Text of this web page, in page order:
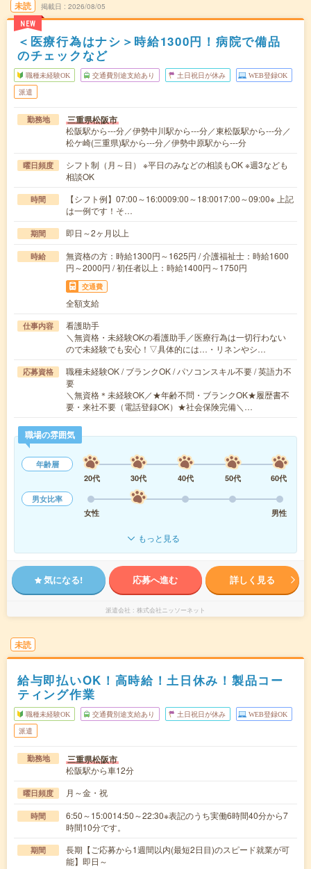
未読
NEW
掲載日 2026/08/05
＜医療行為はナシ＞時給1300円！病院で備品
のチェックなど
職種未経験OK 交通費別途支給あり 土日祝日が休み WEB登録OK
派遣
勤務地 三重県松阪市
松阪駅から---分／伊勢中川駅から---分／東松阪駅から---分／
松ケ崎(三重県)駅から---分／伊勢中原駅から---分
曜日頻度
シフト制（月～日） ※平日のみなどの相談もOK ※週3なども
相談OK
時間
【シフト例】07:00～16:0009:00～18:0017:00～09:00※ 上記
は一例です！そ…
期間 即日～2ヶ月以上
時給
無資格の方：時給1300円～1625円 / 介護福祉士：時給1600
円～2000円 / 初任者以上：時給1400円～1750円
交通費
全額支給
仕事内容
看護助手
＼無資格・未経験OKの看護助手／医療行為は一切行わない
ので未経験でも安心！▽具体的には…・リネンやシ…
応募資格
職種未経験OK / ブランクOK / パソコンスキル不要 / 英語力不
要
＼無資格＊未経験OK／★年齢不問・ブランクOK★履歴書不
要・来社不要（電話登録OK）★社会保険完備＼…
職場の雰囲気
年齢層
20代
30代 40代 50代
60代
男女比率
女性
男性
もっと見る
気になる! 応募へ進む 詳しく見る
派遣会社 株式会社ニッソーネット
未読
給与即払いOK！高時給！土日休み！製品コー
ティング作業
職種未経験OK 交通費別途支給あり 土日祝日が休み WEB登録OK
派遣
勤務地 三重県松阪市
松阪駅から車12分
曜日頻度 月～金・祝
時間
6:50～15:0014:50～22:30※表記のうち実働6時間40分から7
時間10分です。
期間
長期【ご応募から1週間以内(最短2日目)のスピード就業が可
能】即日～